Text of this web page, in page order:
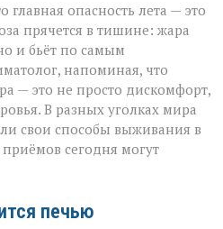
не
просит
разрешения — она
просто
приходит»
опасность лета — это
прячется в тишине: жара
и бьёт по самым
напоминая, что
— это не просто дискомфорт,
В разных уголках мира
свои способы выживания в
сегодня могут
печью